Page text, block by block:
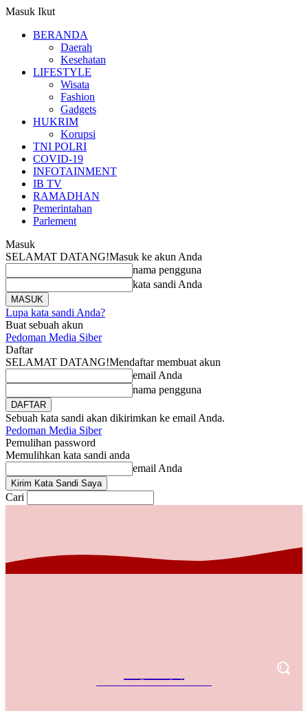
Masuk Ikut
BERANDA
Daerah
Kesehatan
LIFESTYLE
Wisata
Fashion
Gadgets
HUKRIM
Korupsi
TNI POLRI
COVID-19
INFOTAINMENT
IB TV
RAMADHAN
Pemerintahan
Parlement
Masuk
SELAMAT DATANG!Masuk ke akun Anda
nama pengguna
kata sandi Anda
Lupa kata sandi Anda?
Buat sebuah akun
Pedoman Media Siber
Daftar
SELAMAT DATANG!Mendaftar membuat akun
email Anda
nama pengguna
Sebuah kata sandi akan dikirimkan ke email Anda.
Pedoman Media Siber
Pemulihan password
Memulihkan kata sandi anda
email Anda
Cari
Referensi Bisnis Indonesia